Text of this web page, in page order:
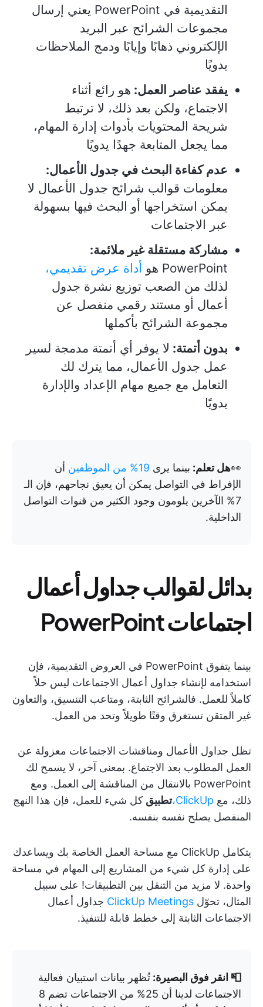
التقديمية في PowerPoint يعني إرسال
مجموعات الشرائح عبر البريد
الإلكتروني ذهابًا وإيابًا ودمج الملاحظات
يدويًا
يفقد عناصر العمل: هو رائع أثناء
الاجتماع، ولكن بعد ذلك، لا ترتبط
شريحة المحتويات بأدوات إدارة المهام،
مما يجعل المتابعة جهدًا يدويًا
عدم كفاءة البحث في جدول الأعمال:
معلومات قوالب شرائح جدول الأعمال لا
يمكن استخراجها أو البحث فيها بسهولة
عبر الاجتماعات
مشاركة مستقلة غير ملائمة:
PowerPoint هو
أداة عرض تقديمي،
لذلك من الصعب توزيع نشرة جدول
أعمال أو مستند رقمي منفصل عن
مجموعة الشرائح بأكملها
بدون أتمتة: لا يوفر أي أتمتة مدمجة لسير
عمل جدول الأعمال، مما يترك لك
التعامل مع جميع مهام الإعداد والإدارة
يدويًا
👀هل تعلم: بينما يرى 19% من الموظفين
أن
الإفراط في التواصل يمكن أن يعيق نجاحهم، فإن الـ
7% الآخرين يلومون وجود الكثير من قنوات التواصل
الداخلية.
بدائل لقوالب جداول أعمال
اجتماعات PowerPoint
بينما يتفوق PowerPoint في العروض التقديمية، فإن
استخدامه لإنشاء جداول أعمال الاجتماعات ليس حلاً
كاملاً للعمل. فالشرائح الثابتة، ومتاعب التنسيق، والتعاون
غير المتقن تستغرق وقتًا طويلاً وتحد من العمل.
تظل جداول الأعمال ومناقشات الاجتماعات معزولة عن
العمل المطلوب بعد الاجتماع. بمعنى آخر، لا يسمح لك
PowerPoint بالانتقال من المناقشة إلى العمل. ومع
ذلك، مع ClickUp، تطبيق كل شيء للعمل، فإن هذا النهج
المنفصل يصلح نفسه بنفسه.
يتكامل ClickUp مع مساحة العمل الخاصة بك ويساعدك
على إدارة كل شيء من المشاريع إلى المهام في مساحة
واحدة. لا مزيد من التنقل بين التطبيقات! على سبيل
المثال، تحوّل ClickUp Meetings جداول أعمال
الاجتماعات الثابتة إلى خطط قابلة للتنفيذ.
📮 انقر فوق البصيرة: تُظهر بيانات استبيان فعالية
الاجتماعات لدينا أن 25% من الاجتماعات تضم 8